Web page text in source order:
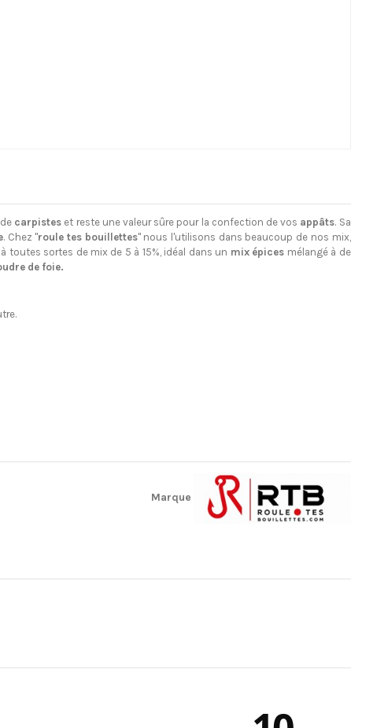
carpistes et reste une valeur sûre pour la confection de vos appâts. Sa
. Chez "roule tes bouillettes" nous l'utilisons dans beaucoup de nos mix,
toutes sortes de mix de 5 à 15%, idéal dans un mix épices mélangé à de
de foie.
Marque